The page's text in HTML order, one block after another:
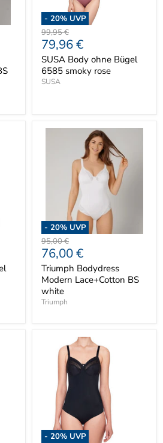
- 20% UVP
Ursprünglicher
Preis
99,95 €
Aktueller
Preis
79,96 €
SUSA Body ohne Bügel
6585 smoky rose
SUSA
- 20% UVP
Ursprünglicher
Preis
95,00 €
Aktueller
Preis
76,00 €
Triumph Bodydress
Modern Lace+Cotton BS
white
Triumph
- 20% UVP